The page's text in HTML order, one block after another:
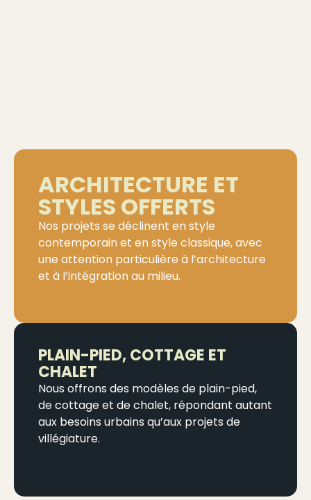
ARCHITECTURE ET
STYLES OFFERTS
Nos projets se déclinent en style
contemporain et en style classique, avec
une attention particulière à l’architecture
et à l’intégration au milieu.
PLAIN-PIED, COTTAGE ET
CHALET
Nous offrons des modèles de plain-pied,
de cottage et de chalet, répondant autant
aux besoins urbains qu’aux projets de
villégiature.